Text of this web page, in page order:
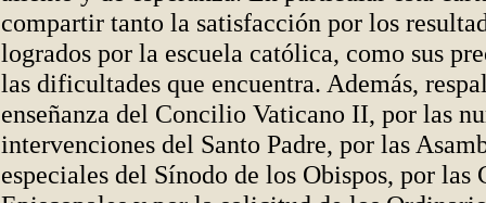
compartir tanto la satisfacción por los
logrados por la escuela católica, como sus
las dificultades que encuentra. Además,
enseñanza del Concilio Vaticano II, por las
intervenciones del Santo Padre, por las
especiales del Sínodo de los Obispos, por las